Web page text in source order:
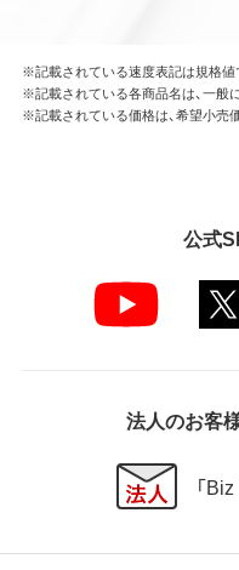
※記載されている速度表記は規格値
※記載されている各商品名は、一般
※記載されている価格は、希望小売
公式
法人のお客
「